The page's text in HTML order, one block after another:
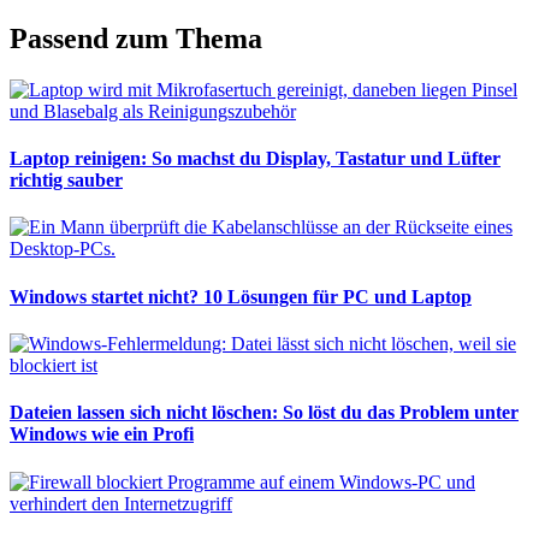
Passend zum Thema
Laptop reinigen: So machst du Display, Tastatur und Lüfter
richtig sauber
Windows startet nicht? 10 Lösungen für PC und Laptop
Dateien lassen sich nicht löschen: So löst du das Problem unter
Windows wie ein Profi